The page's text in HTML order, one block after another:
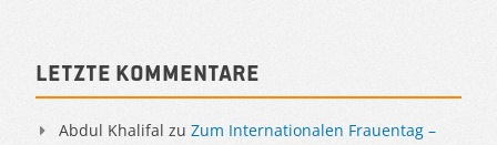
Sidebar
Letzte Kommentare
Abdul Khalifal zu Zum Internationalen Frauentag –